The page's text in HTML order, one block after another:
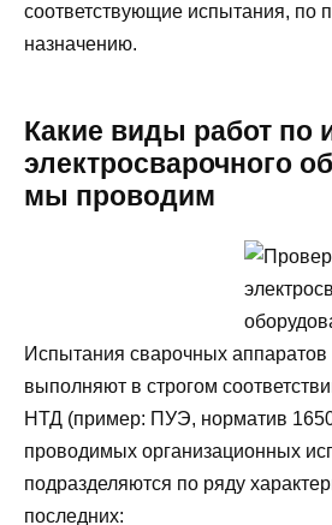
соответствующие испытания, по
назначению.
Какие виды работ по
электросварочного
мы проводим
Испытания сварочных аппаратов
выполняют в строгом
НТД (пример: ПУЭ, норматив
проводимых организационных
подразделяются по ряду
последних: